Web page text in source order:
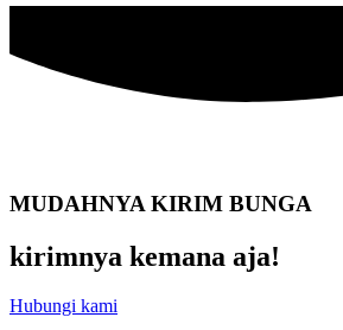
MUDAHNYA KIRIM BUNGA
kirimnya kemana aja!
Hubungi kami